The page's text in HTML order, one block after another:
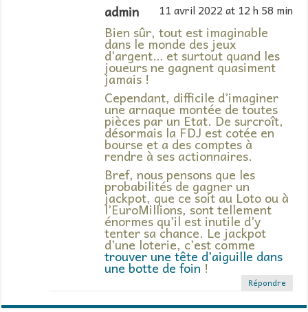
admin 11 avril 2022 at 12 h 58 min
Bien sûr, tout est imaginable
dans le monde des jeux
d’argent… et surtout quand les
joueurs ne gagnent quasiment
jamais !
Cependant, difficile d’imaginer
une arnaque montée de toutes
pièces par un Etat. De surcroît,
désormais la FDJ est cotée en
bourse et a des comptes à
rendre à ses actionnaires.
Bref, nous pensons que les
probabilités de gagner un
jackpot, que ce soit au Loto ou à
l’EuroMillions, sont tellement
énormes qu’il est inutile d’y
tenter sa chance. Le jackpot
d’une loterie, c’est comme
trouver une tête d’aiguille dans
une botte de foin!
Répondre